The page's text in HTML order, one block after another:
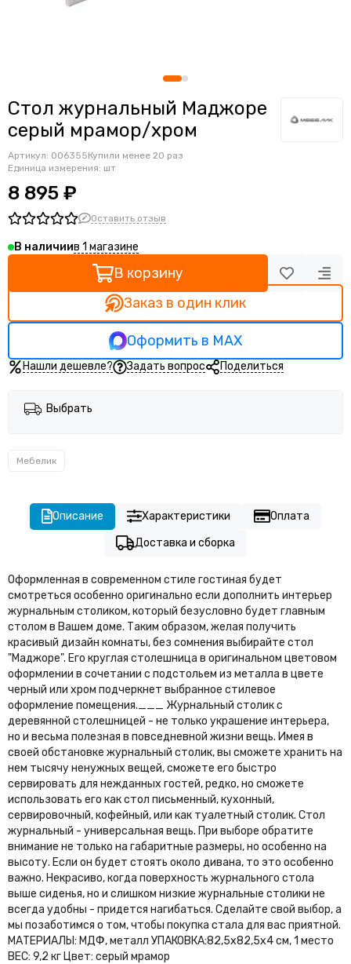
Программа Техно
Pointex
TopChairs
Frander
Стол журнальный Маджоре
серый мрамор/хром
Артикул: 006355Купили менее 20 раз
Единица измерения: шт
8 895 ₽
Оставить отзыв
В наличиив 1 магазине
В корзину
Заказ в один клик
Оформить в MAX
Нашли дешевле? Задать вопрос Поделиться
Выбрать
Мебелик
Описание Характеристики
Оплата
Доставка и сборка
Оформленная в современном стиле гостиная будет
смотреться особенно оригинально если дополнить интерьер
журнальным столиком, который безусловно будет главным
столом в Вашем доме. Таким образом, желая получить
красивый дизайн комнаты, без сомнения выбирайте стол
"Маджоре". Его круглая столешница в оригинальном цветовом
оформлении в сочетании с подстольем из металла в цвете
черный или хром подчеркнет выбранное стилевое
оформление помещения.___ Журнальный столик с
деревянной столешницей - не только украшение интерьера,
но и весьма полезная в повседневной жизни вещь. Имея в
своей обстановке журнальный столик, вы сможете хранить на
нем тысячу ненужных вещей, сможете его быстро
сервировать для нежданных гостей, редко, но сможете
использовать его как стол письменный, кухонный,
сервировочный, кофейный, или как туалетный столик. Стол
журнальный - универсальная вещь. При выборе обратите
внимание не только на габаритные размеры, но особенно на
высоту. Если он будет стоять около дивана, то это особенно
важно. Некрасиво, когда поверхность журнального стола
выше сиденья, но и слишком низкие журнальные столики не
всегда удобны - придется нагибаться. Сделайте свой выбор, а
мы позаботимся о том, чтобы покупка стала для вас приятной.
МАТЕРИАЛЫ: МДФ, металл УПАКОВКА:82,5x82,5х4 см, 1 место
ВЕС: 9,2 кг Цвет: серый мрамор